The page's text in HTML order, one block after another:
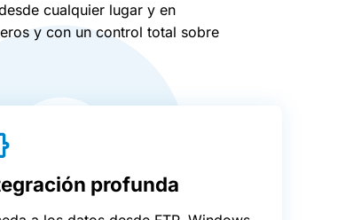
cualquier lugar y en
y con un control total sobre
profunda